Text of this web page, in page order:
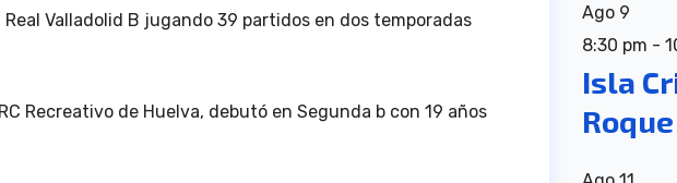
Valladolid B jugando 39 partidos en dos temporadas
Recreativo de Huelva, debutó en Segunda b con 19 años
Ago 9
8:30 pm -
Isla
Roque